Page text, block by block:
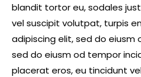
blandit tortor eu, sodales
vel suscipit volutpat, turpis
adipiscing elit, sed do
sed do eiusm od tempor
placerat eros, eu tincidunt